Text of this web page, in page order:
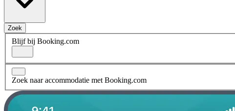
Zoek
Blijf bij Booking.com
Zoek naar accommodatie met Booking.com